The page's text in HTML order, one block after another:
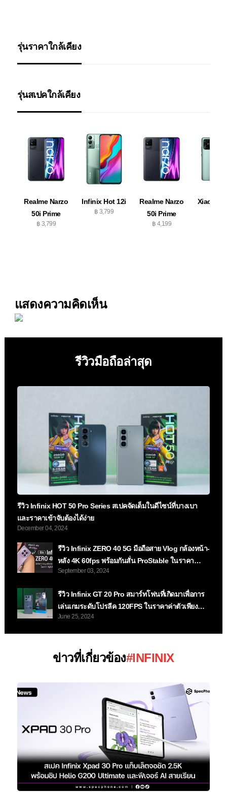
รุ่นราคาใกล้เคียง
รุ่นสเปคใกล้เคียง
Realme Narzo
50i Prime
฿ 3,799
Infinix Hot 12i
฿ 3,799
Realme Narzo
50i Prime
฿ 4,199
Xiaomi
แสดงความคิดเห็น
รีวิวมือถือล่าสุด
รีวิว Infinix HOT 50 Pro Series สเปคจัดเต็มในดีไซน์ที่บางเบา
และราคาเข้าจับต้องได้ง่าย
December 04, 2024
รีวิว Infinix ZERO 40 5G มือถือสาย Vlog กล้องหน้า-
หลัง 4K 60fps พร้อมกันสั่น ProStable ในราคา
14,999 บาท
September 03, 2024
รีวิว Infinix GT 20 Pro สมาร์ทโฟนที่เกิดมาเพื่อการ
เล่นเกมระดับโปรลีค 120FPS ในราคาค่าตัวเพียง
12,999 บาทเท่านั้น
June 25, 2024
ข่าวที่เกี่ยวข้อง#INFINIX